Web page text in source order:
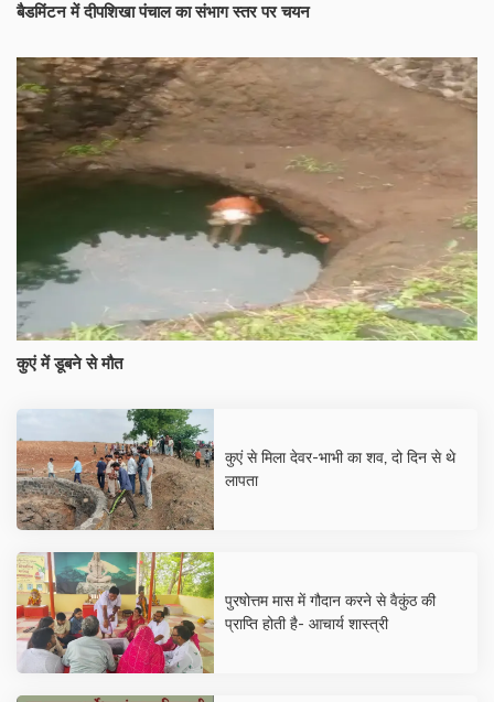
बैडमिंटन में दीपशिखा पंचाल का संभाग स्तर पर चयन
कुएं में डूबने से मौत
कुएं से मिला देवर-भाभी का शव, दो दिन से थे
लापता
पुरषोत्तम मास में गौदान करने से वैकुंठ की
प्राप्ति होती है- आचार्य शास्त्री